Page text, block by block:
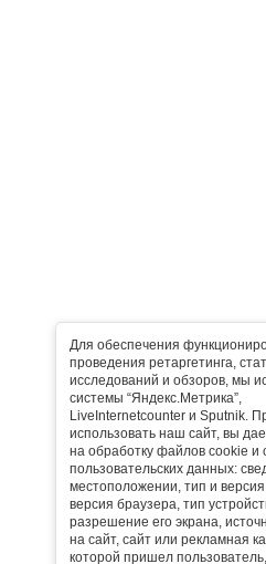
Для обеспечения
проведения ретаргетинга,
исследований и обзоров, мы
системы “Яндекс.Метрика”,
LiveInternetcounter и Sputnik.
использовать наш сайт, вы
на обработку файлов cookie и
пользовательских данных:
местоположении, тип и
версия браузера, тип
разрешение его экрана,
на сайт, сайт или рекламная
которой пришел